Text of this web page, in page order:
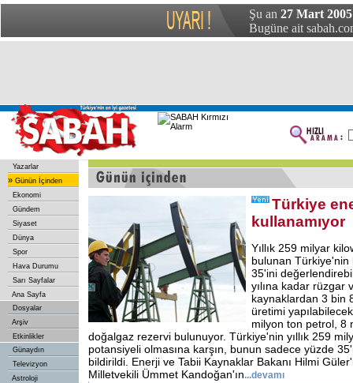
Şu an 27 Mart
Bugüne ait
Yazarlar
» Günün İçinden
Ekonomi
Gündem
Siyaset
Dünya
Spor
Hava Durumu
Sarı Sayfalar
Ana Sayfa
Dosyalar
Arşiv
Etkinlikler
Günaydın
Televizyon
Astroloji
Türkiye
kullanamıyor
Yıllık 259 milyar
bulunan
35'ini
yılına kadar rüzgar
kaynaklardan 3 bin
üretimi
milyon ton petrol, 8
doğalgaz rezervi bulunuyor. Türkiye'nin yıllık 259
potansiyeli olmasına karşın, bunun sadece yüzde
bildirildi. Enerji ve Tabii Kaynaklar Bakanı Hilmi
Milletvekili Ümmet Kandoğan'ın...devamı